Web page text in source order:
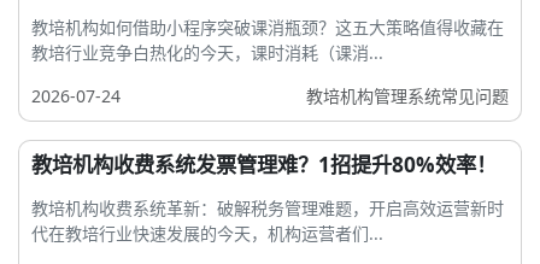
教培机构如何借助小程序突破课消瓶颈？这五大策略值得收藏在
教培行业竞争白热化的今天，课时消耗（课消...
2026-07-24
教培机构管理系统常见问题
教培机构收费系统发票管理难？1招提升80%效率！
教培机构收费系统革新：破解税务管理难题，开启高效运营新时
代在教培行业快速发展的今天，机构运营者们...